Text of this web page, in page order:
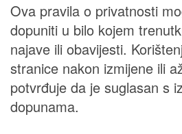
Ova pravila o privatnosti
dopuniti u bilo kojem
najave ili obavijesti.
stranice nakon izmijene ili
potvrđuje da je suglasan s
dopunama.